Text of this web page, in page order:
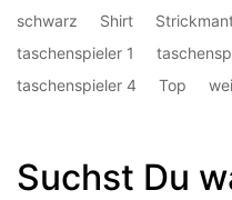
schwarz Shirt
taschenspieler 1
taschenspieler 4
Top
Suchst Du